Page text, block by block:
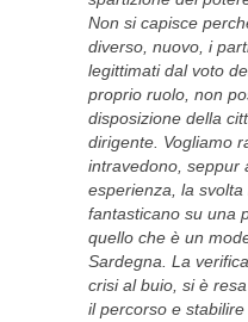
Non si capisce
diverso, nuovo, i
legittimati dal voto
proprio ruolo, non
disposizione della
dirigente. Vogliamo
intravedono, seppur
esperienza, la
fantasticano su una
quello che è un
Sardegna. La
crisi al buio, si è
il percorso e